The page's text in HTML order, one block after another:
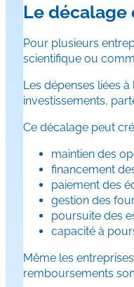
Le décalage
Pour plusieurs
scientifique ou
Les dépenses liées
investissements,
Ce décalage peut
maintien des
financement
paiement des
gestion des
poursuite des
capacité à
Même les
remboursements